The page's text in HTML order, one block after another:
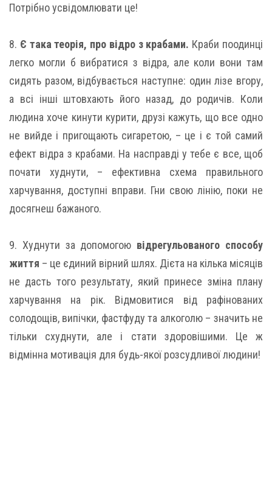
Потрібно усвідомлювати це!
8. Є така теорія, про відро з крабами. Краби поодинці
легко могли б вибратися з відра, але коли вони там
сидять разом, відбувається наступне: один лізе вгору,
а всі інші штовхають його назад, до родичів. Коли
людина хоче кинути курити, друзі кажуть, що все одно
не вийде і пригощають сигаретою, – це і є той самий
ефект відра з крабами. На насправді у тебе є все, щоб
почати худнути, – ефективна схема правильного
харчування, доступні вправи. Гни свою лінію, поки не
досягнеш бажаного.
9. Худнути за допомогою відрегульованого способу
життя – це єдиний вірний шлях. Дієта на кілька місяців
не дасть того результату, який принесе зміна плану
харчування на рік. Відмовитися від рафінованих
солодощів, випічки, фастфуду та алкоголю – значить не
тільки схуднути, але і стати здоровішими. Це ж
відмінна мотивація для будь-якої розсудливої ​​людини!